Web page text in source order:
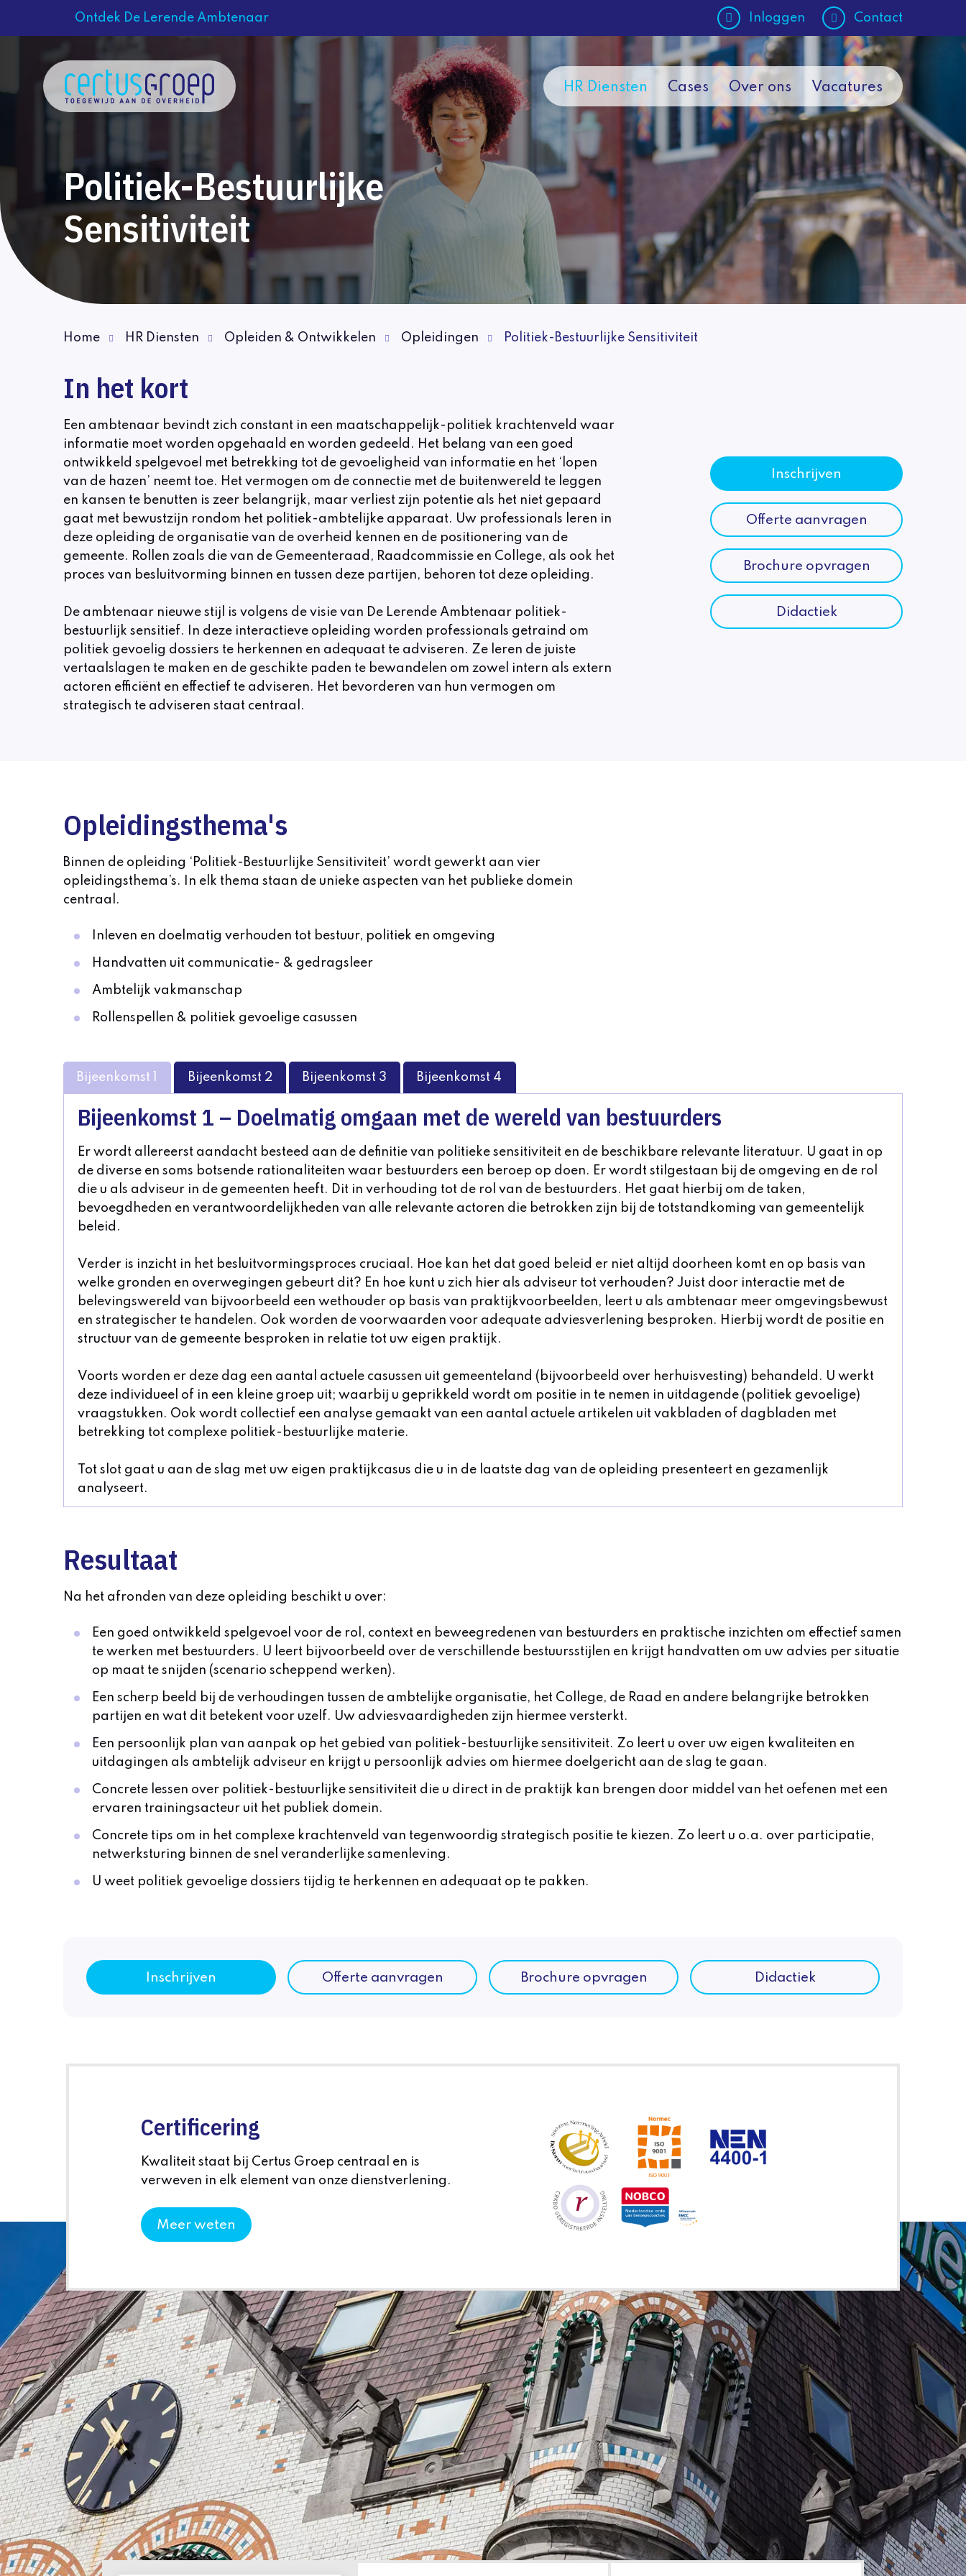
Ontdek De Lerende Ambtenaar Inloggen Contact
HR Diensten Cases Over ons Vacatures
Politiek-Bestuurlijke
Sensitiviteit
Home HR Diensten Opleiden & Ontwikkelen Opleidingen Politiek-Bestuurlijke Sensitiviteit
In het kort
Een ambtenaar bevindt zich constant in een maatschappelijk-politiek krachtenveld waar
informatie moet worden opgehaald en worden gedeeld. Het belang van een goed
ontwikkeld spelgevoel met betrekking tot de gevoeligheid van informatie en het ‘lopen
van de hazen’ neemt toe. Het vermogen om de connectie met de buitenwereld te leggen
en kansen te benutten is zeer belangrijk, maar verliest zijn potentie als het niet gepaard
gaat met bewustzijn rondom het politiek-ambtelijke apparaat. Uw professionals leren in
deze opleiding de organisatie van de overheid kennen en de positionering van de
gemeente. Rollen zoals die van de Gemeenteraad, Raadcommissie en College, als ook het
proces van besluitvorming binnen en tussen deze partijen, behoren tot deze opleiding.
De ambtenaar nieuwe stijl is volgens de visie van De Lerende Ambtenaar politiek-
bestuurlijk sensitief. In deze interactieve opleiding worden professionals getraind om
politiek gevoelig dossiers te herkennen en adequaat te adviseren. Ze leren de juiste
vertaalslagen te maken en de geschikte paden te bewandelen om zowel intern als extern
actoren efficiënt en effectief te adviseren. Het bevorderen van hun vermogen om
strategisch te adviseren staat centraal.
Inschrijven
Offerte aanvragen
Brochure opvragen
Didactiek
Opleidingsthema's
Binnen de opleiding ‘Politiek-Bestuurlijke Sensitiviteit’ wordt gewerkt aan vier
opleidingsthema’s. In elk thema staan de unieke aspecten van het publieke domein
centraal.
Inleven en doelmatig verhouden tot bestuur, politiek en omgeving
Handvatten uit communicatie- & gedragsleer
Ambtelijk vakmanschap
Rollenspellen & politiek gevoelige casussen
Bijeenkomst 1 Bijeenkomst 2 Bijeenkomst 3 Bijeenkomst 4
Bijeenkomst 1 – Doelmatig omgaan met de wereld van bestuurders
Er wordt allereerst aandacht besteed aan de definitie van politieke sensitiviteit en de beschikbare relevante literatuur. U gaat in op
de diverse en soms botsende rationaliteiten waar bestuurders een beroep op doen. Er wordt stilgestaan bij de omgeving en de rol
die u als adviseur in de gemeenten heeft. Dit in verhouding tot de rol van de bestuurders. Het gaat hierbij om de taken,
bevoegdheden en verantwoordelijkheden van alle relevante actoren die betrokken zijn bij de totstandkoming van gemeentelijk
beleid.
Verder is inzicht in het besluitvormingsproces cruciaal. Hoe kan het dat goed beleid er niet altijd doorheen komt en op basis van
welke gronden en overwegingen gebeurt dit? En hoe kunt u zich hier als adviseur tot verhouden? Juist door interactie met de
belevingswereld van bijvoorbeeld een wethouder op basis van praktijkvoorbeelden, leert u als ambtenaar meer omgevingsbewust
en strategischer te handelen. Ook worden de voorwaarden voor adequate adviesverlening besproken. Hierbij wordt de positie en
structuur van de gemeente besproken in relatie tot uw eigen praktijk.
Voorts worden er deze dag een aantal actuele casussen uit gemeenteland (bijvoorbeeld over herhuisvesting) behandeld. U werkt
deze individueel of in een kleine groep uit; waarbij u geprikkeld wordt om positie in te nemen in uitdagende (politiek gevoelige)
vraagstukken. Ook wordt collectief een analyse gemaakt van een aantal actuele artikelen uit vakbladen of dagbladen met
betrekking tot complexe politiek-bestuurlijke materie.
Tot slot gaat u aan de slag met uw eigen praktijkcasus die u in de laatste dag van de opleiding presenteert en gezamenlijk
analyseert.
Resultaat
Na het afronden van deze opleiding beschikt u over:
Een goed ontwikkeld spelgevoel voor de rol, context en beweegredenen van bestuurders en praktische inzichten om effectief samen
te werken met bestuurders. U leert bijvoorbeeld over de verschillende bestuursstijlen en krijgt handvatten om uw advies per situatie
op maat te snijden (scenario scheppend werken).
Een scherp beeld bij de verhoudingen tussen de ambtelijke organisatie, het College, de Raad en andere belangrijke betrokken
partijen en wat dit betekent voor uzelf. Uw adviesvaardigheden zijn hiermee versterkt.
Een persoonlijk plan van aanpak op het gebied van politiek-bestuurlijke sensitiviteit. Zo leert u over uw eigen kwaliteiten en
uitdagingen als ambtelijk adviseur en krijgt u persoonlijk advies om hiermee doelgericht aan de slag te gaan.
Concrete lessen over politiek-bestuurlijke sensitiviteit die u direct in de praktijk kan brengen door middel van het oefenen met een
ervaren trainingsacteur uit het publiek domein.
Concrete tips om in het complexe krachtenveld van tegenwoordig strategisch positie te kiezen. Zo leert u o.a. over participatie,
netwerksturing binnen de snel veranderlijke samenleving.
U weet politiek gevoelige dossiers tijdig te herkennen en adequaat op te pakken.
Inschrijven Offerte aanvragen Brochure opvragen Didactiek
Certificering
Kwaliteit staat bij Certus Groep centraal en is
verweven in elk element van onze dienstverlening.
Meer weten